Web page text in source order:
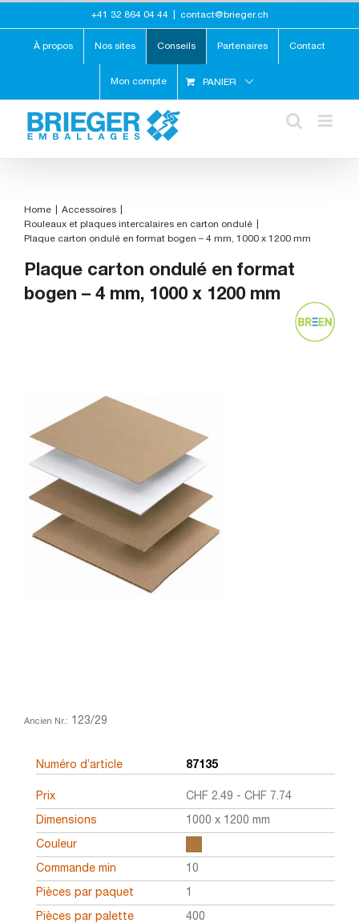
content
+41 32 864 04 44 contact@brieger.ch
À propos Nos sites Conseils Partenaires Contact
Mon compte PANIER
Home
Accessoires
Rouleaux et plaques intercalaires en carton ondulé
Plaque carton ondulé en format bogen – 4 mm, 1000 x 1200 mm
Plaque carton ondulé en format
bogen – 4 mm, 1000 x 1200 mm
Ancien Nr.: 123/29
Numéro d’article 87135
Prix CHF 2.49 - CHF 7.74
Dimensions 1000 x 1200 mm
Couleur
Commande min 10
Pièces par paquet 1
Pièces par palette 400